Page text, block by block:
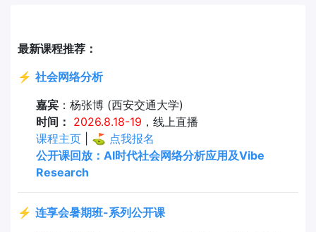
最新课程推荐：
⚡ 社会网络分析
嘉宾：杨张博 (西安交通大学)
时间： 2026.8.18-19 ，线上直播
课程主页| ⛳ 点我报名
公开课回放：AI时代社会网络分析应用及Vibe
Research
⚡ 连享会暑期班-系列公开课